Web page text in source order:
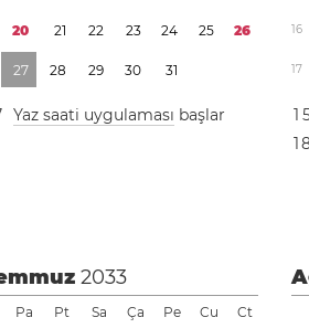
20 21 22 23 24 25 26
27 28 29 30 31
Yaz saati uygulaması başlar
16
17
1
1
2033
Pa Pt Sa Ça Pe Cu Ct